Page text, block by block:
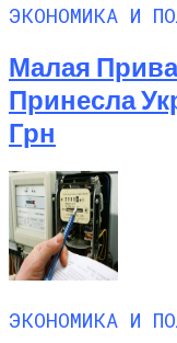
ЭКОНОМИКА И
Малая
Принесла
Грн
ЭКОНОМИКА И